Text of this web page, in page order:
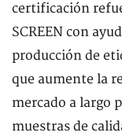
certificación
SCREEN con
producción de
que aumente la
mercado a largo
muestras de